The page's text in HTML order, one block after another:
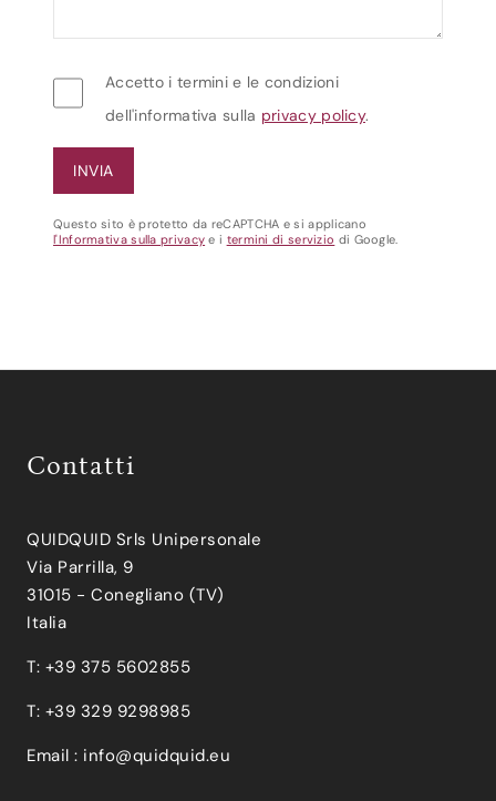
Accetto i termini e le condizioni
dell'informativa sulla privacy policy.
Questo sito è protetto da reCAPTCHA e si applicano
l'Informativa sulla privacy e i termini di servizio di Google.
Contatti
QUIDQUID Srls Unipersonale
Via Parrilla, 9
31015 - Conegliano (TV)
Italia
T: +39 375 5602855
T: +39 329 9298985
Email : info@quidquid.eu